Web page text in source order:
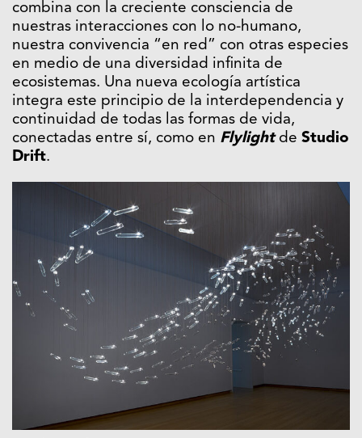
combina con la creciente consciencia de
nuestras interacciones con lo no-humano,
nuestra convivencia “en red” con otras especies
en medio de una diversidad infinita de
ecosistemas. Una nueva ecología artística
integra este principio de la interdependencia y
continuidad de todas las formas de vida,
conectadas entre sí, como en Flylightde Studio
Drift.